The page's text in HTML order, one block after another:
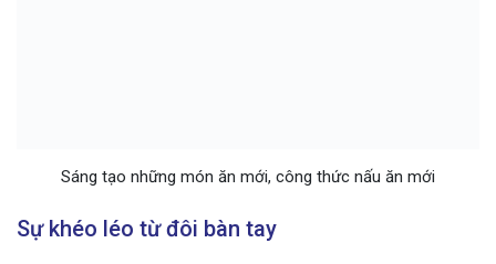
Sáng tạo những món ăn mới, công thức nấu ăn mới
Sự khéo léo từ đôi bàn tay